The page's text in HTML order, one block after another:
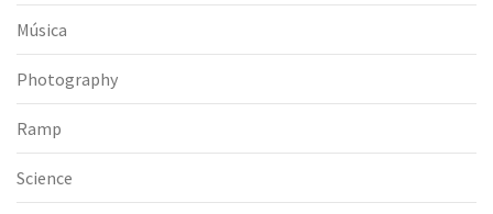
Música
Photography
Ramp
Science